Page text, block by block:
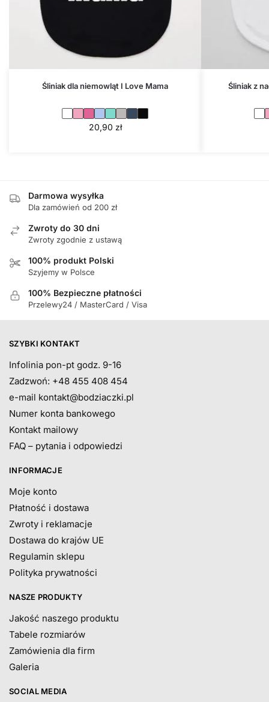
Śliniak dla niemowląt I Love Mama
20,90 zł
Śliniak z
Darmowa wysyłka
Dla zamówień od 200 zł
Zwroty do 30 dni
Zwroty zgodnie z ustawą
100% produkt Polski
Szyjemy w Polsce
100% Bezpieczne płatności
Przelewy24 / MasterCard / Visa
SZYBKI KONTAKT
Infolinia pon-pt godz. 9-16
Zadzwoń: +48 455 408 454
e-mail kontakt@bodziaczki.pl
Numer konta bankowego
Kontakt mailowy
FAQ – pytania i odpowiedzi
INFORMACJE
Moje konto
Płatność i dostawa
Zwroty i reklamacje
Dostawa do krajów UE
Regulamin sklepu
Polityka prywatności
NASZE PRODUKTY
Jakość naszego produktu
Tabele rozmiarów
Zamówienia dla firm
Galeria
SOCIAL MEDIA